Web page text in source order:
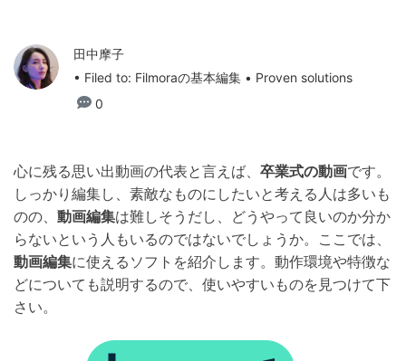
田中摩子
• Filed to: Filmoraの基本編集 • Proven solutions
0
心に残る思い出動画の代表と言えば、 卒業式の動画です。
しっかり編集し、素敵なものにしたいと考える人は多いも
のの、 動画編集は難しそうだし、どうやって良いのか分か
らないという人もいるのではないでしょうか。ここでは、
動画編集に使えるソフトを紹介します。動作環境や特徴な
どについても説明するので、使いやすいものを見つけて下
さい。